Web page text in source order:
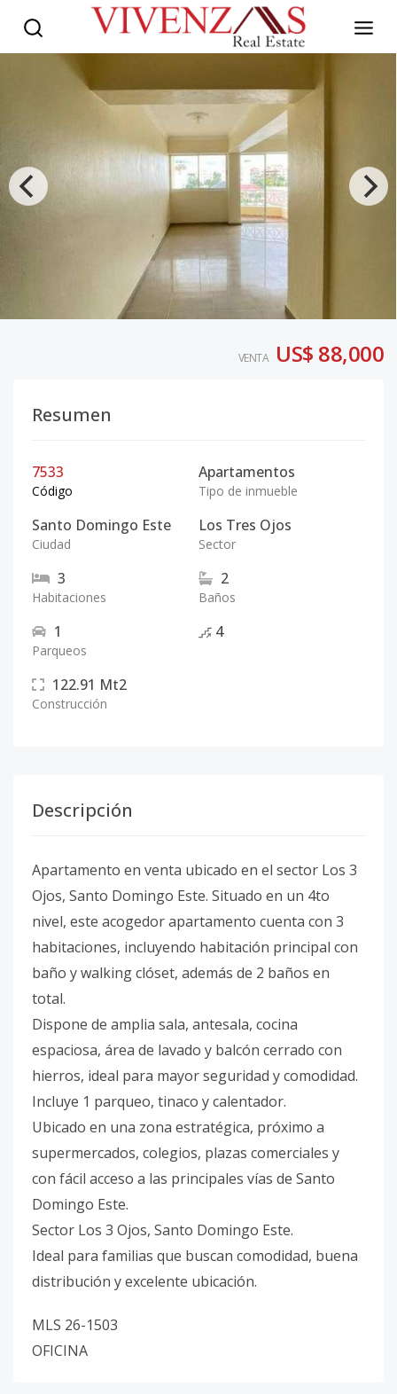
VENTA US$ 88,000
Resumen
7533
Código
Apartamentos
Tipo de inmueble
Santo Domingo Este
Ciudad
Los Tres Ojos
Sector
3
Habitaciones
2
Baños
1
Parqueos
4
122.91 Mt2
Construcción
Descripción
Apartamento en venta ubicado en el sector Los 3
Ojos, Santo Domingo Este. Situado en un 4to
nivel, este acogedor apartamento cuenta con 3
habitaciones, incluyendo habitación principal con
baño y walking clóset, además de 2 baños en
total.
Dispone de amplia sala, antesala, cocina
espaciosa, área de lavado y balcón cerrado con
hierros, ideal para mayor seguridad y comodidad.
Incluye 1 parqueo, tinaco y calentador.
Ubicado en una zona estratégica, próximo a
supermercados, colegios, plazas comerciales y
con fácil acceso a las principales vías de Santo
Domingo Este.
Sector Los 3 Ojos, Santo Domingo Este.
Ideal para familias que buscan comodidad, buena
distribución y excelente ubicación.
MLS 26-1503
OFICINA